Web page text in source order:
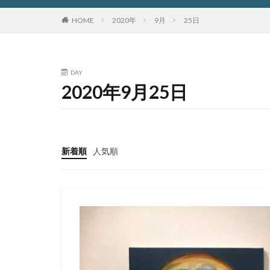
HOME 2020年 9月 25日
DAY
2020年9月25日
新着順 人気順